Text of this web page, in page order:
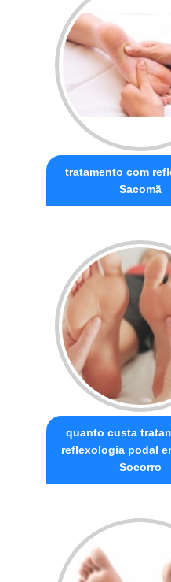
tratamento com
Sacomã
quanto custa
reflexologia podal
Socorro